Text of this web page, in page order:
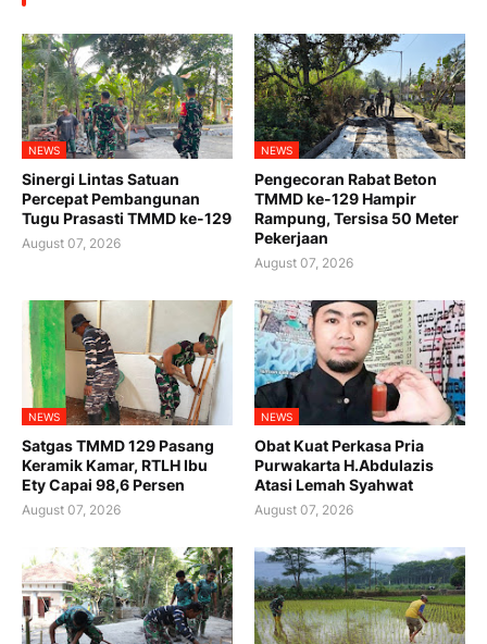
NEWS
Sinergi Lintas Satuan
Percepat Pembangunan
Tugu Prasasti TMMD ke-129
August 07, 2026
NEWS
Pengecoran Rabat Beton
TMMD ke-129 Hampir
Rampung, Tersisa 50 Meter
Pekerjaan
August 07, 2026
NEWS
Satgas TMMD 129 Pasang
Keramik Kamar, RTLH Ibu
Ety Capai 98,6 Persen
August 07, 2026
NEWS
Obat Kuat Perkasa Pria
Purwakarta H.Abdulazis
Atasi Lemah Syahwat
August 07, 2026